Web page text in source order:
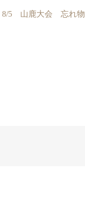
8/5 山鹿大会 忘れ物